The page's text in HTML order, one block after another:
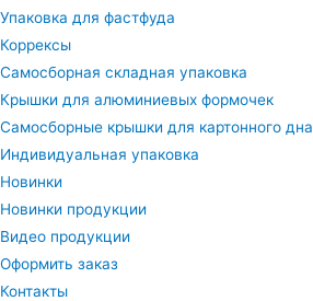
Упаковка для фастфуда
Коррексы
Самосборная складная упаковка
Крышки для алюминиевых формочек
Самосборные крышки для картонного дна
Индивидуальная упаковка
Новинки
Новинки продукции
Видео продукции
Оформить заказ
Контакты